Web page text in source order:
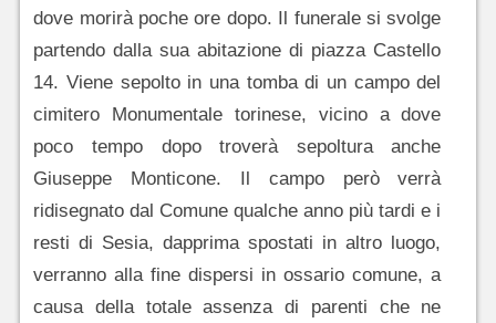
dove morirà poche ore dopo. Il funerale si svolge
partendo dalla sua abitazione di piazza Castello
14. Viene sepolto in una tomba di un campo del
cimitero Monumentale torinese, vicino a dove
poco tempo dopo troverà sepoltura anche
Giuseppe Monticone. Il campo però verrà
ridisegnato dal Comune qualche anno più tardi e i
resti di Sesia, dapprima spostati in altro luogo,
verranno alla fine dispersi in ossario comune, a
causa della totale assenza di parenti che ne